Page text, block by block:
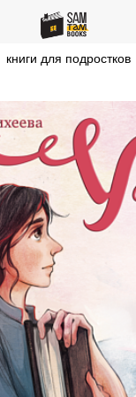
книги для подростков